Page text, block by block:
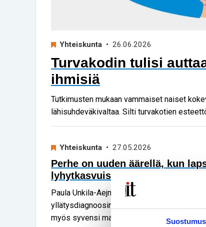
Suostumus
Yhteiskunta • 26.06.2026
Turvakodin tulisi
ihmisiä
Tutkimusten mukaan vammaiset naiset
lähisuhdeväkivaltaa. Silti turvakotien
Yhteiskunta • 27.05.2026
Perhe on uuden äärellä, kun
lyhytkasvuisena
Paula Unkila-Aejmelaeuksen ja Janne
yllätysdiagnoosin. Se toi mukanaan
myös syvensi maailmankatsomusta.